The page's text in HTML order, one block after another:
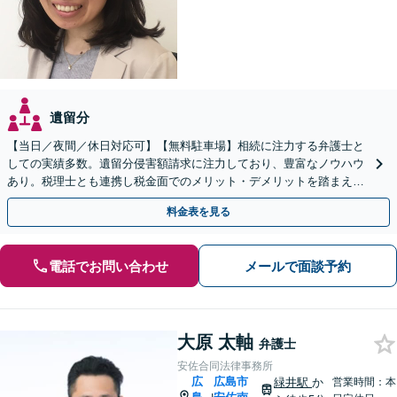
遺留分
【当日／夜間／休日対応可】【無料駐車場】相続に注力する弁護士と
しての実績多数。遺留分侵害額請求に注力しており、豊富なノウハウ
あり。税理士とも連携し税金面でのメリット・デメリットを踏まえた
解決が可能。難しい複雑な相続問題でも、お任せください。
料金表を見る
電話でお問い合わせ メールで面談予約
大原 太軸 弁護士
安佐合同法律事務所
広
広島市
緑井駅 か
営業時間：本